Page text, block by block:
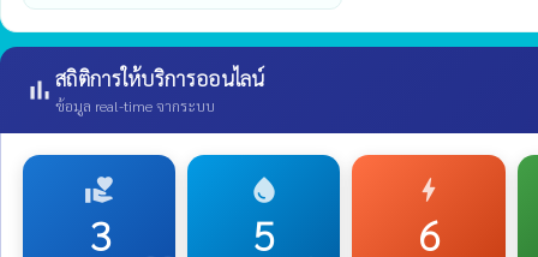
bar_chart สถิติการให้บริการออนไลน์
ข้อมูล real-time จากระบบ
volunteer_activism
3
water_drop
5
bolt
6